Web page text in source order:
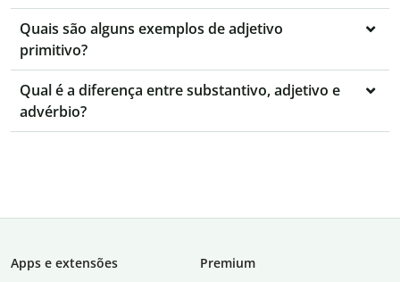
Quais são alguns exemplos de adjetivo
primitivo?
Qual é a diferença entre substantivo, adjetivo e
advérbio?
Apps e extensões
Premium